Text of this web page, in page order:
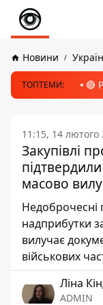
Новини
ТОПТЕМИ: 🔴
11:15, 14 лютого
Закупівлі
масово
надприбутки
вилучає
військових
Ліна
ADMIN